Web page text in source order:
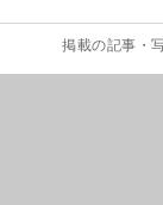
掲載の記事・